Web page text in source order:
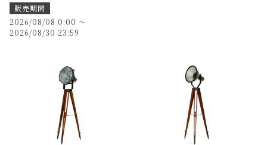
販売期間
2026/08/08 0:00 〜
2026/08/30 23:59